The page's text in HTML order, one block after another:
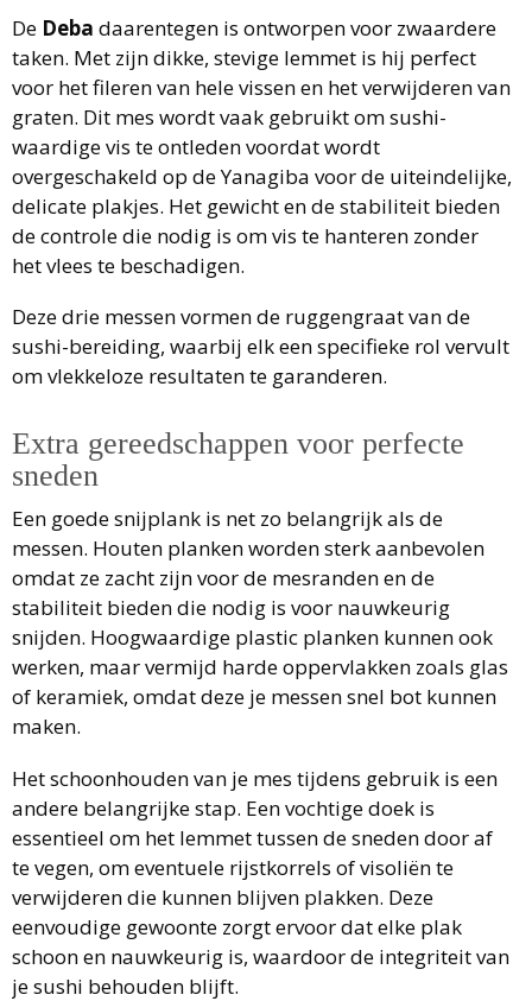
De Deba daarentegen is ontworpen voor zwaardere
taken. Met zijn dikke, stevige lemmet is hij perfect
voor het fileren van hele vissen en het verwijderen van
graten. Dit mes wordt vaak gebruikt om sushi-
waardige vis te ontleden voordat wordt
overgeschakeld op de Yanagiba voor de uiteindelijke,
delicate plakjes. Het gewicht en de stabiliteit bieden
de controle die nodig is om vis te hanteren zonder
het vlees te beschadigen.
Deze drie messen vormen de ruggengraat van de
sushi-bereiding, waarbij elk een specifieke rol vervult
om vlekkeloze resultaten te garanderen.
Extra gereedschappen voor perfecte
sneden
Een goede snijplank is net zo belangrijk als de
messen. Houten planken worden sterk aanbevolen
omdat ze zacht zijn voor de mesranden en de
stabiliteit bieden die nodig is voor nauwkeurig
snijden. Hoogwaardige plastic planken kunnen ook
werken, maar vermijd harde oppervlakken zoals glas
of keramiek, omdat deze je messen snel bot kunnen
maken.
Het schoonhouden van je mes tijdens gebruik is een
andere belangrijke stap. Een vochtige doek is
essentieel om het lemmet tussen de sneden door af
te vegen, om eventuele rijstkorrels of visoliën te
verwijderen die kunnen blijven plakken. Deze
eenvoudige gewoonte zorgt ervoor dat elke plak
schoon en nauwkeurig is, waardoor de integriteit van
je sushi behouden blijft.